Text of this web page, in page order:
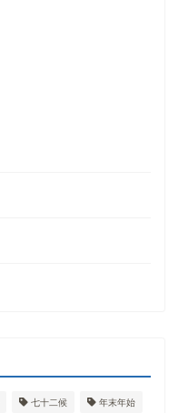
七十二候 年末年始